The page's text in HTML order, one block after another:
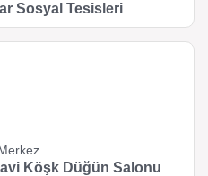
Sosyal Tesisleri
Köşk Düğün Salonu